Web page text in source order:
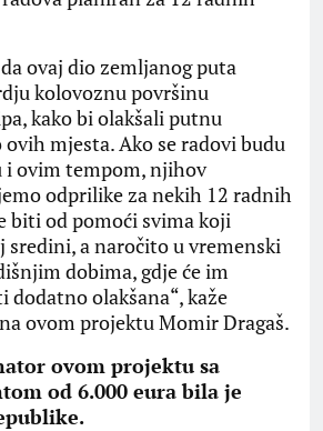
ovaj dio zemljanog puta
kolovoznu površinu
kako bi olakšali putnu
mjesta. Ako se radovi budu
i ovim tempom, njihov
odprilike za nekih 12 radnih
biti od pomoći svima koji
sredini, a naročito u vremenski
dobima, gdje će im
olakšana“, kaže
ovom projektu Momir Dragaš.
ovom projektu sa
od 6.000 eura bila je